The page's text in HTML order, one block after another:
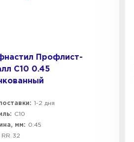
Профлист-
C10 0.45
1-2 дня
C10
мм:
0.45
RR 32